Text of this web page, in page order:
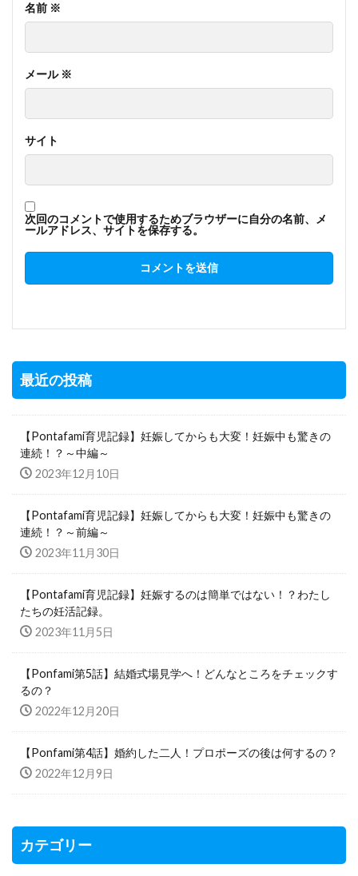
名前 ※
メール ※
サイト
次回のコメントで使用するためブラウザーに自分の名前、メ
ールアドレス、サイトを保存する。
最近の投稿
【Pontafami育児記録】妊娠してからも大変！妊娠中も驚きの
連続！？～中編～
2023年12月10日
【Pontafami育児記録】妊娠してからも大変！妊娠中も驚きの
連続！？～前編～
2023年11月30日
【Pontafami育児記録】妊娠するのは簡単ではない！？わたし
たちの妊活記録。
2023年11月5日
【Ponfami第5話】結婚式場見学へ！どんなところをチェックす
るの？
2022年12月20日
【Ponfami第4話】婚約した二人！プロポーズの後は何するの？
2022年12月9日
カテゴリー